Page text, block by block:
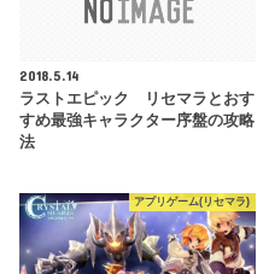
2018.5.14
ラストエピック リセマラとおす
すめ最強キャラクター序盤の攻略
法
アプリゲーム(リセマラ)